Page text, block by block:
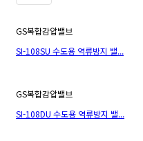
GS복합감압밸브
SI-108SU 수도용 역류방지 밸...
GS복합감압밸브
SI-108DU 수도용 역류방지 밸...